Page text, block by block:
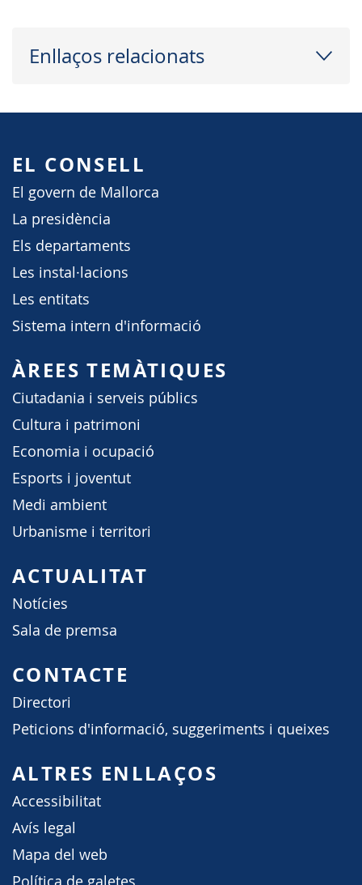
Enllaços relacionats
EL CONSELL
El govern de Mallorca
La presidència
Els departaments
Les instal·lacions
Les entitats
Sistema intern d'informació
ÀREES TEMÀTIQUES
Ciutadania i serveis públics
Cultura i patrimoni
Economia i ocupació
Esports i joventut
Medi ambient
Urbanisme i territori
ACTUALITAT
Notícies
Sala de premsa
CONTACTE
Directori
Peticions d'informació, suggeriments i queixes
ALTRES ENLLAÇOS
Accessibilitat
Avís legal
Mapa del web